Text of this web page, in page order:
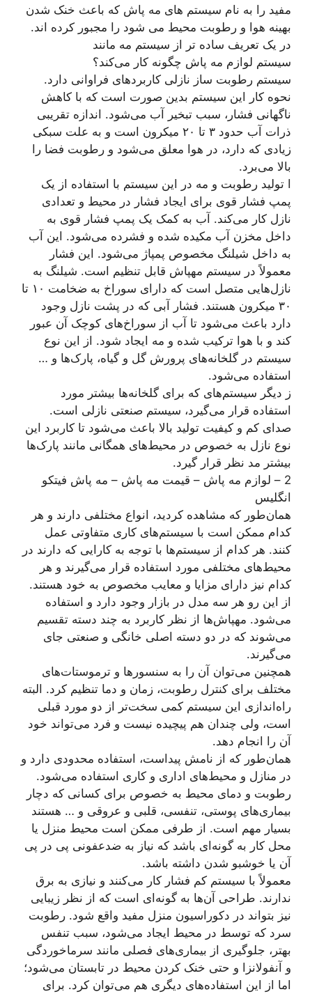
مفید را به نام سیستم های مه پاش که باعث خنک شدن
بهینه هوا و رطوبت محیط می شود را مجبور کرده اند.
در یک تعریف ساده تر از سیستم مه مانند
سیستم لوازم مه پاش چگونه کار می‌کند؟
سیستم رطوبت ساز نازلی کاربردهای فراوانی دارد.
نحوه کار این سیستم بدین صورت است که با کاهش
ناگهانی فشار، سبب تبخیر آب می‌شود. اندازه تقریبی
ذرات آب حدود ۳ تا ۲۰ میکرون است و به علت سبکی
زیادی که دارد، در هوا معلق می‌شود و رطوبت فضا را
بالا می‌برد.
ا تولید رطوبت و مه در این سیستم با استفاده از یک
پمپ فشار قوی برای ایجاد فشار در محیط و تعدادی
نازل کار می‌کند. آب به کمک یک پمپ فشار قوی به
داخل مخزن آب مکیده شده و فشرده می‌شود. این آب
به داخل شیلنگ مخصوص پمپاژ می‌شود. این فشار
معمولاً در سیستم مهپاش قابل تنظیم است. شیلنگ به
نازل‌هایی متصل است که دارای سوراخ به ضخامت ۱۰ تا
۳۰ میکرون هستند. فشار آبی که در پشت نازل وجود
دارد باعث می‌شود تا آب از سوراخ‌های کوچک آن عبور
کند و با هوا ترکیب شده و مه ایجاد شود. از این نوع
سیستم در گلخانه‌های پرورش گل و گیاه، پارک‌ها و …
استفاده می‌شود.
ز دیگر سیستم‌های که برای گلخانه‌ها بیشتر مورد
استفاده قرار می‌گیرد، سیستم صنعتی نازلی است.
صدای کم و کیفیت تولید بالا باعث می‌شود تا کاربرد این
نوع نازل به خصوص در محیط‌های همگانی مانند پارک‌ها
بیشتر مد نظر قرار گیرد.
2 – لوازم مه پاش – قیمت مه پاش – مه پاش فیتکو
انگلیس
همان‌طور که مشاهده کردید، انواع مختلفی دارند و هر
کدام ممکن است با سیستم‌های کاری متفاوتی عمل
کنند. هر کدام از سیستم‌ها با توجه به کارایی که دارند در
محیط‌های مختلفی مورد استفاده قرار می‌گیرند و هر
کدام نیز دارای مزایا و معایب مخصوص به خود هستند.
از این رو هر سه مدل در بازار وجود دارد و استفاده
می‌شود. مهپاش‌ها از نظر کاربرد به چند دسته تقسیم
می‌شوند که در دو دسته اصلی خانگی و صنعتی جای
می‌گیرند.
همچنین می‌توان آن را به سنسورها و ترموستات‌های
مختلف برای کنترل رطوبت، زمان و دما تنظیم کرد. البته
راه‌اندازی این سیستم کمی سخت‌تر از دو مورد قبلی
است، ولی چندان هم پیچیده نیست و فرد می‌تواند خود
آن را انجام دهد.
همان‌طور که از نامش پیداست، استفاده محدودی دارد و
در منازل و محیط‌های اداری و کاری استفاده می‌شود.
رطوبت و دمای محیط به خصوص برای کسانی که دچار
بیماری‌های پوستی، تنفسی، قلبی و عروقی و … هستند
بسیار مهم است. از طرفی ممکن است محیط منزل یا
محل کار به گونه‌ای باشد که نیاز به ضدعفونی پی در پی
آن یا خوشبو شدن داشته باشد.
معمولاً با سیستم کم فشار کار می‌کنند و نیازی به برق
ندارند. طراحی آن‌ها به گونه‌ای است که از نظر زیبایی
نیز بتواند در دکوراسیون منزل مفید واقع شود. رطوبت
سرد که توسط در محیط ایجاد می‌شود، سبب تنفس
بهتر، جلوگیری از بیماری‌های فصلی مانند سرماخوردگی
و آنفولانزا و حتی خنک کردن محیط در تابستان می‌شود؛
اما از این استفاده‌های دیگری هم می‌توان کرد. برای